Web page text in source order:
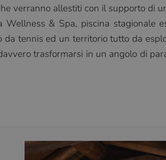
verranno allestiti con il supporto di
Wellness & Spa, piscina stagionale
da tennis ed un territorio tutto da
trasformarsi in un angolo di